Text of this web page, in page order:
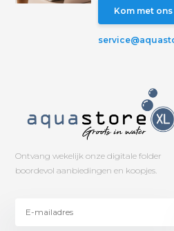
Kom met
Ontvang wekelijk onze digitale folder
boordevol aanbiedingen en koopjes.